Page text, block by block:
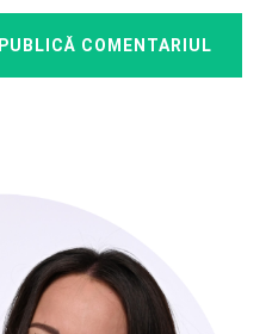
PUBLICĂ COMENTARIUL